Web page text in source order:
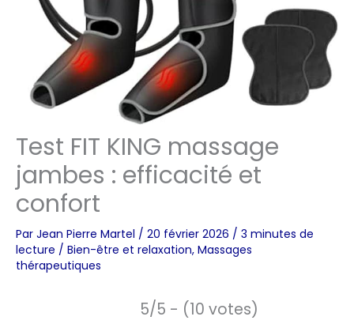
Test FIT KING massage
jambes : efficacité et
confort
Par Jean Pierre Martel / 20 février 2026 / 3 minutes de
lecture / Bien-être et relaxation, Massages
thérapeutiques
5/5 - (10 votes)